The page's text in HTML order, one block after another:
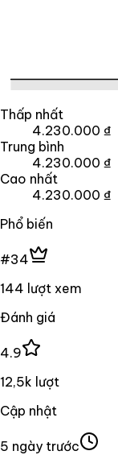
Thấp nhất
4.230.000 ₫
Trung bình
4.230.000 ₫
Cao nhất
4.230.000 ₫
Phổ biến
#34
144 lượt xem
Đánh giá
4.9
12,5k lượt
Cập nhật
5 ngày trước